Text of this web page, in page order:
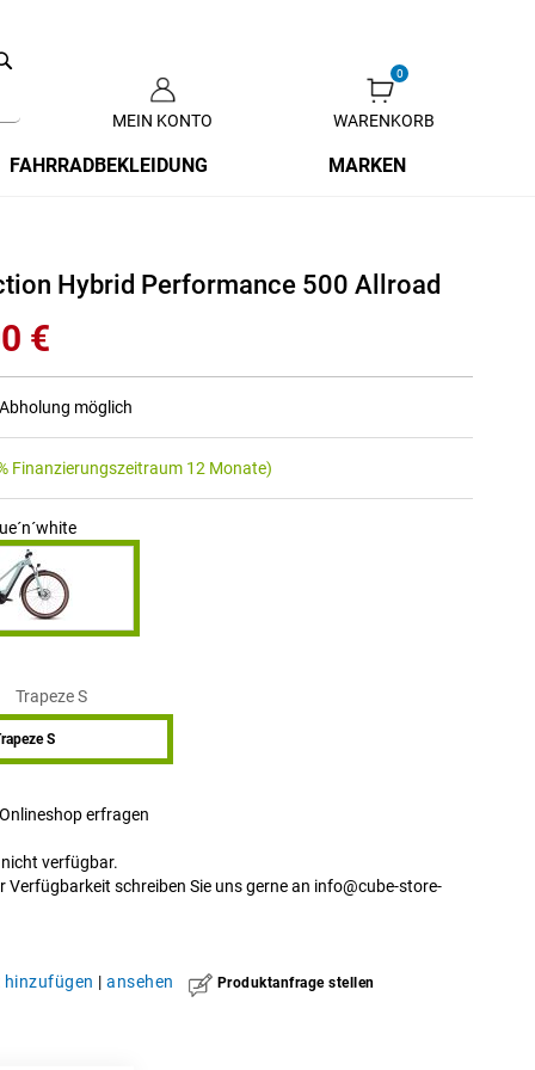
Inhalt
MEIN KONTO WARENKORB
FAHRRADBEKLEIDUNG MARKEN
Hybrid Performance 500 Allroad
€
möglich
Finanzierungszeitraum 12 Monate)
Trapeze S
S
erfragen
verfügbar.
Verfügbarkeit schreiben Sie uns gerne an info@cube-store-
hinzufügen | ansehen Produktanfrage stellen